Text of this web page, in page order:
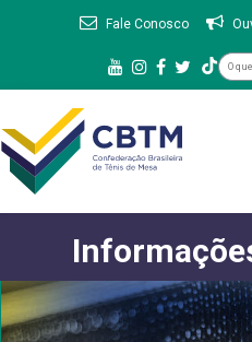
Fale Conosco